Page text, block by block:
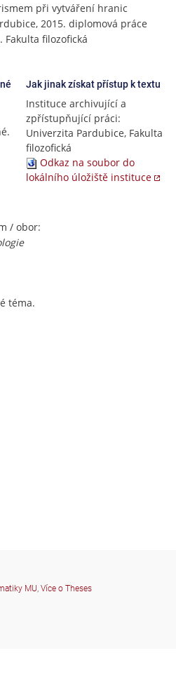
při vytváření hranic
2015. diplomová práce
Fakulta filozofická
Jak jinak získat přístup k textu
Instituce archivující a
zpřístupňující práci:
Univerzita Pardubice, Fakulta
filozofická
Odkaz na soubor do
lokálního úložiště instituce
/ obor:
téma.
MU, Více o Theses